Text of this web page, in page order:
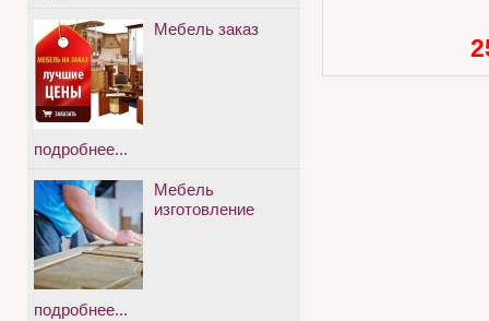
Мебель заказ
подробнее...
Мебель
изготовление
подробнее...